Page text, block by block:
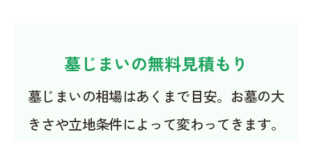
墓じまいの無料見積もり
墓じまいの相場はあくまで目安。お墓の大
きさや立地条件によって変わってきます。